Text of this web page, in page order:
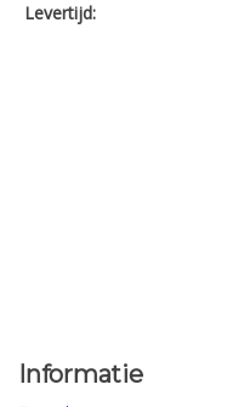
Levertijd:
Informatie